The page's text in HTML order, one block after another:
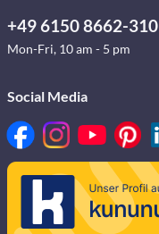
+49 6150 8662-310
Mon-Fri, 10 am - 5 pm
Social Media